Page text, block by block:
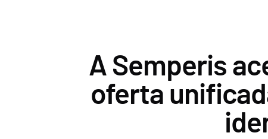
A Semperis
oferta